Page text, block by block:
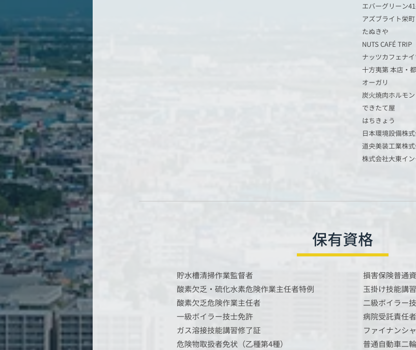
エバーグリーン
アズブライト栄町
たぬきや
NUTS CAFÉ TRIP
ナッツカフェナ
十方夷第 本店・
オーガリ
炭火焼肉ホルモ
できたて屋
はちきょう
日本環境設備株
道央美装工業株
株式会社大東イ
​保有資格
貯水槽清掃作業監督者
酸素欠乏・硫化水素危険作業主任者特例
酸素欠乏危険作業主任者
一級ボイラー技士免許
ガス溶接技能講習修了証
危険物取扱者免状（乙種第4種）
損害保険普通
玉掛け技能講
二級ボイラー
病院受託責任者
ファイナンシ
普通自動車二